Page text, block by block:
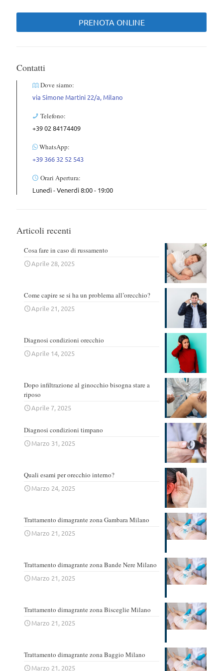
PRENOTA ONLINE
Contatti
Dove siamo:
via Simone Martini 22/a, Milano
Telefono:
+39 02 84174409
WhatsApp:
+39 366 32 52 543
Orari Apertura:
Lunedì - Venerdì 8:00 - 19:00
Articoli recenti
Cosa fare in caso di russamento
Aprile 28, 2025
Come capire se si ha un problema all’orecchio?
Aprile 21, 2025
Diagnosi condizioni orecchio
Aprile 14, 2025
Dopo infiltrazione al ginocchio bisogna stare a
riposo
Aprile 7, 2025
Diagnosi condizioni timpano
Marzo 31, 2025
Quali esami per orecchio interno?
Marzo 24, 2025
Trattamento dimagrante zona Gambara Milano
Marzo 21, 2025
Trattamento dimagrante zona Bande Nere Milano
Marzo 21, 2025
Trattamento dimagrante zona Bisceglie Milano
Marzo 21, 2025
Trattamento dimagrante zona Baggio Milano
Marzo 21, 2025